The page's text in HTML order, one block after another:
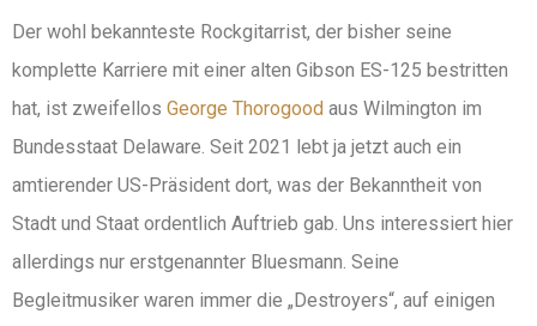
Der wohl bekannteste Rockgitarrist, der bisher seine
komplette Karriere mit einer alten Gibson ES-125 bestritten
hat, ist zweifellos George Thorogood aus Wilmington im
Bundesstaat Delaware. Seit 2021 lebt ja jetzt auch ein
amtierender US-Präsident dort, was der Bekanntheit von
Stadt und Staat ordentlich Auftrieb gab. Uns interessiert hier
allerdings nur erstgenannter Bluesmann. Seine
Begleitmusiker waren immer die „Destroyers“, auf einigen